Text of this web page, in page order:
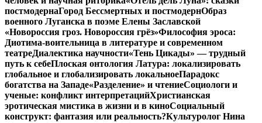
постмодернаГород Бессмертных и постмодернОбраз
военного Луганска в поэме Елены Заславской
«Новороссия гроз. Новороссия грёз»Философия эроса:
Диотима-воительница в литературе и современном
театреДиалектика научности«Тень Цикады» — трудный
путь к себеПлоская онтология Латура: локализировать
глобальное и глобализировать локальноеПарадокс
богатства на Западе«Разделение» и чтениеСоциологи и
ученые: конфликт интерпретацийХристианская
эротическая мистика в жизни и в киноСоциальный
конструкт: фантазия или реальность?Культуролог Нина